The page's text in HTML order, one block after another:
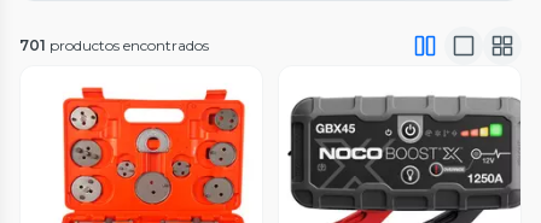
701 productos encontrados